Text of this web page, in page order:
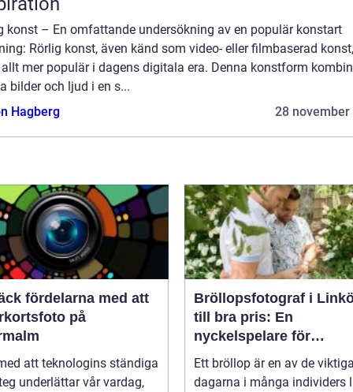
konst – En omfattande undersökning av en populär konstart
Rörlig konst, även känd som video- eller filmbaserad
mer populär i dagens digitala era. Denna konstform
bilder och ljud i en s...
Hagberg
28 november
fördelarna med att
på
att teknologins ständiga
underlättar vår vardag,
Bröllopsfotograf i
till bra pris: En
nyckelspelare för
oförglömliga minnen
Ett bröllop är en av de
dagarna i många individers